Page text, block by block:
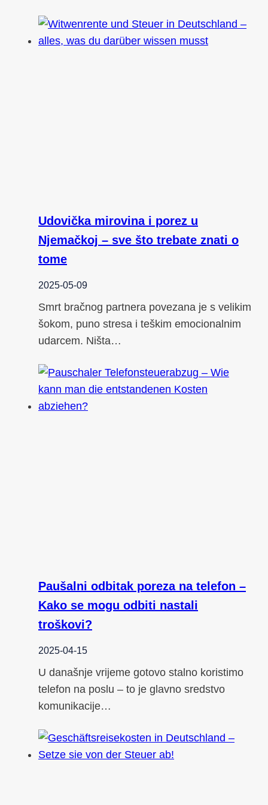
Udovička mirovina i porez u
Njemačkoj – sve što trebate znati o
tome
2025-05-09
Smrt bračnog partnera povezana je s velikim
šokom, puno stresa i teškim emocionalnim
udarcem. Ništa…
Paušalni odbitak poreza na telefon –
Kako se mogu odbiti nastali
troškovi?
2025-04-15
U današnje vrijeme gotovo stalno koristimo
telefon na poslu – to je glavno sredstvo
komunikacije…